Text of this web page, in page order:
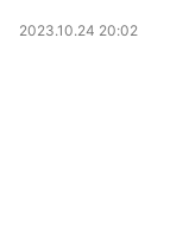
2023.10.24 20:02